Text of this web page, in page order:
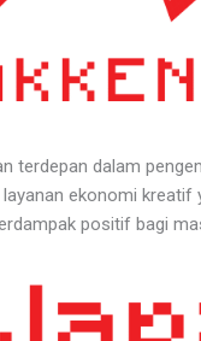
terdepan dalam
ekonomi kreatif
positif bagi